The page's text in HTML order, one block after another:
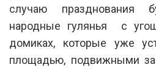
случаю празднования
народные гулянья с
домиках, которые уже
площадью, подвижными